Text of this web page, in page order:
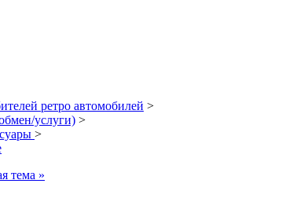
ретро автомобилей >
услуги) >
>
тема »